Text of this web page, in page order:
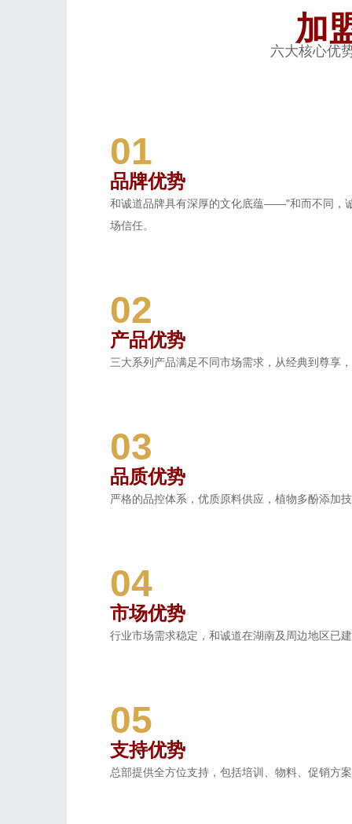
加
六大核心优
01
品牌优势
和诚道品牌具有深厚的文化底蕴——"和而不同，
场信任。
02
产品优势
三大系列产品满足不同市场需求，从经典到尊享
03
品质优势
严格的品控体系，优质原料供应，植物多酚添加
04
市场优势
行业市场需求稳定，和诚道在湖南及周边地区已
05
支持优势
总部提供全方位支持，包括培训、物料、促销方